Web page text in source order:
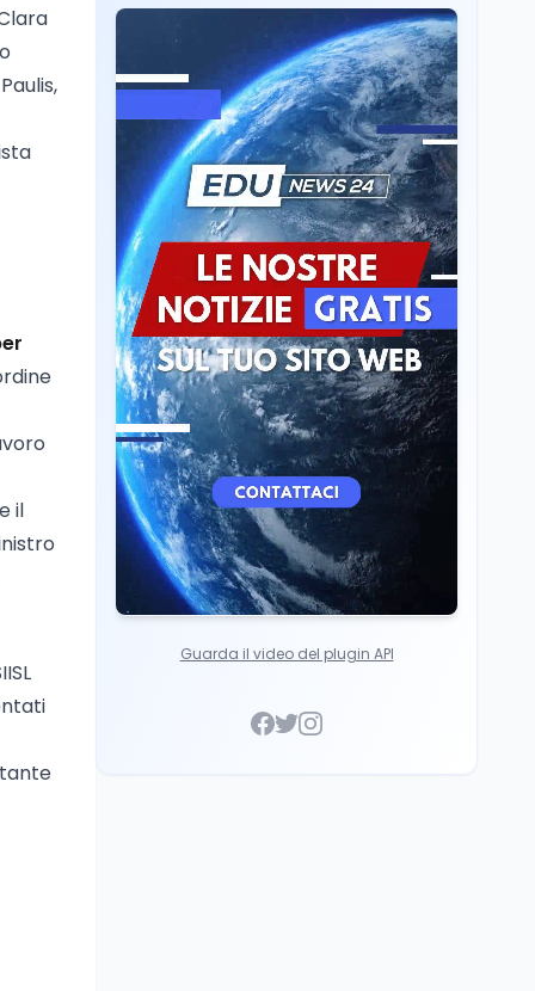
il
Scuola6 ago
Posizioni economiche
ATA: la matematica
degli arretrati fino a
4.150 euro
Cultura6 ago
Spesa culturale in
Lombardia da record,
ma la voragine Nord-
Sud triplica
Cultura 6 ago
Francesco Guccini si è
spento a Pàvana: addio
al Maestrone
Guarda il video del plugin API